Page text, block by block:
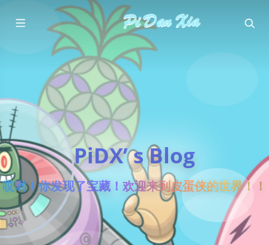
PiDX’ s Blog
哎哟！你发现了宝藏！欢迎来到皮蛋侠的世界！！